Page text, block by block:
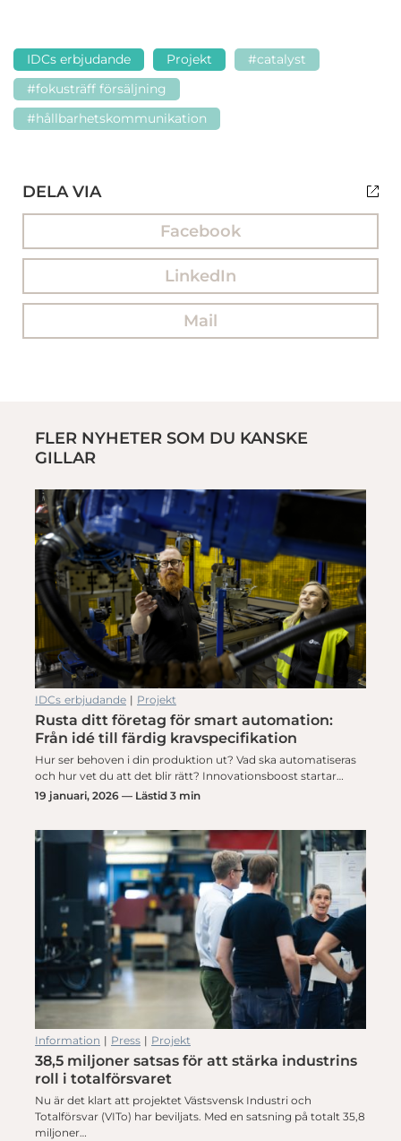
IDCs erbjudande Projekt
#catalyst
#fokusträff försäljning
#hållbarhetskommunikation
DELA VIA
Facebook
LinkedIn
Mail
FLER NYHETER SOM DU KANSKE
GILLAR
IDCs erbjudande | Projekt
Rusta ditt företag för smart automation:
Från idé till färdig kravspecifikation
Hur ser behoven i din produktion ut? Vad ska automatiseras
och hur vet du att det blir rätt? Innovationsboost startar…
19 januari, 2026 — Lästid 3 min
Information | Press | Projekt
38,5 miljoner satsas för att stärka industrins
roll i totalförsvaret
Nu är det klart att projektet Västsvensk Industri och
Totalförsvar (VITo) har beviljats. Med en satsning på totalt 35,8
miljoner…